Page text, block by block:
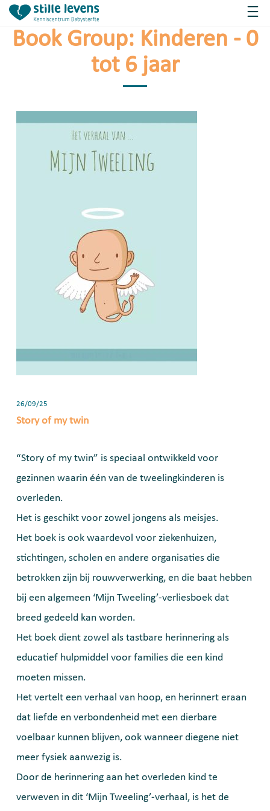
Book Group: Kinderen - 0
tot 6 jaar
26/09/25
Story of my twin
“Story of my twin” is speciaal ontwikkeld voor
gezinnen waarin één van de tweelingkinderen is
overleden.
Het is geschikt voor zowel jongens als meisjes.
Het boek is ook waardevol voor ziekenhuizen,
stichtingen, scholen en andere organisaties die
betrokken zijn bij rouwverwerking, en die baat hebben
bij een algemeen ‘Mijn Tweeling’-verliesboek dat
breed gedeeld kan worden.
Het boek dient zowel als tastbare herinnering als
educatief hulpmiddel voor families die een kind
moeten missen.
Het vertelt een verhaal van hoop, en herinnert eraan
dat liefde en verbondenheid met een dierbare
voelbaar kunnen blijven, ook wanneer diegene niet
meer fysiek aanwezig is.
Door de herinnering aan het overleden kind te
verweven in dit ‘Mijn Tweeling’-verhaal, is het de